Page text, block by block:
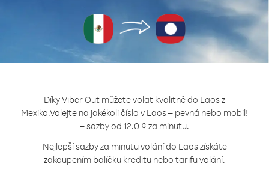
Díky Viber Out můžete volat kvalitně do Laos z
Mexiko.Volejte na jakékoli číslo v Laos – pevná nebo mobil!
– sazby od 12.0 ¢ za minutu.
Nejlepší sazby za minutu volání do Laos získáte
zakoupením balíčku kreditu nebo tarifu volání.